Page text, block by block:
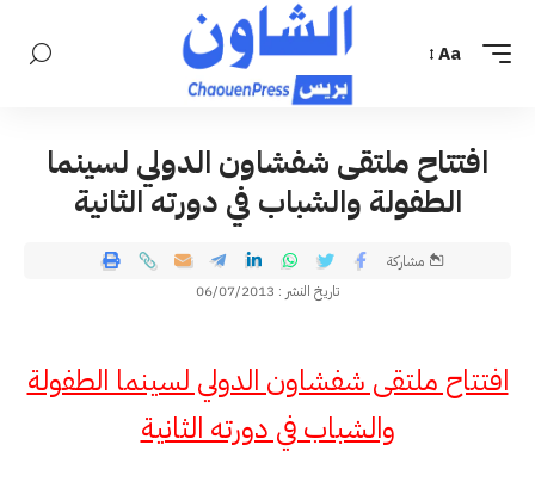
Aa
افتتاح ملتقى شفشاون الدولي لسينما
الطفولة والشباب في دورته الثانية
تاريخ النشر : 06/07/2013
مشاركة
افتتاح ملتقى شفشاون الدولي لسينما الطفولة
والشباب في دورته الثانية